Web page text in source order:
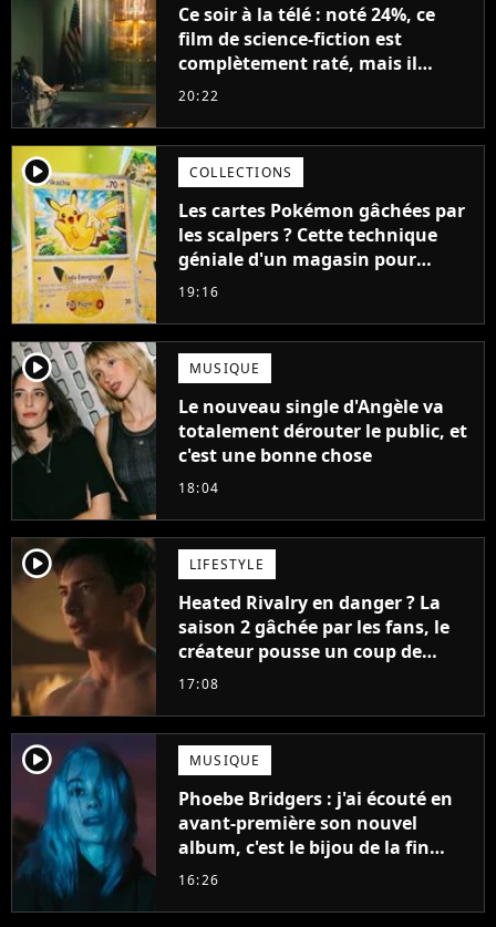
Ce soir à la télé : noté 24%, ce
film de science-fiction est
complètement raté, mais il
aurait pu être encore pire à
20:22
player2 COLLECTIONS
Les cartes Pokémon gâchées par
les scalpers ? Cette technique
géniale d'un magasin pour
ruiner les revendeurs
19:16
player2 MUSIQUE
Le nouveau single d'Angèle va
totalement dérouter le public, et
c'est une bonne chose
18:04
player2 LIFESTYLE
Heated Rivalry en danger ? La
saison 2 gâchée par les fans, le
créateur pousse un coup de
gueule
17:08
player2 MUSIQUE
Phoebe Bridgers : j'ai écouté en
avant-première son nouvel
album, c'est le bijou de la fin
d'été
16:26